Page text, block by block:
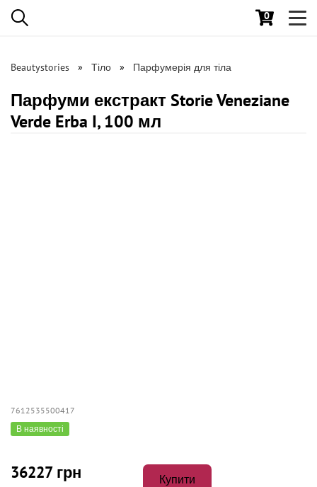
0
Beautystories Тіло Парфумерія для тіла
Парфуми екстракт Storie Veneziane
Verde Erba I, 100 мл
7612535500417
В наявності
36227 грн Купити